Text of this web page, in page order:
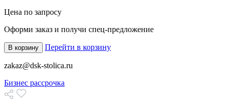
Цена по запросу
Оформи заказ и получи спец-предложение
В корзину Перейти в корзину
zakaz@dsk-stolica.ru
Бизнес рассрочка